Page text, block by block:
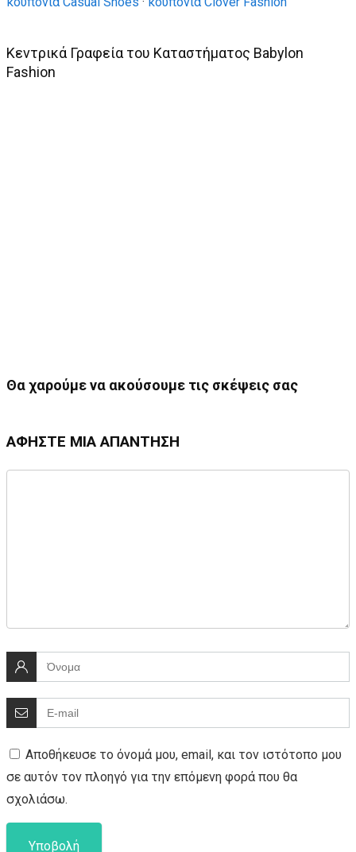
Κεντρικά Γραφεία του Καταστήματος Babylon
Fashion
Θα χαρούμε να ακούσουμε τις σκέψεις σας
ΑΦΉΣΤΕ ΜΙΑ ΑΠΆΝΤΗΣΗ
Αποθήκευσε το όνομά μου, email, και τον ιστότοπο μου
σε αυτόν τον πλοηγό για την επόμενη φορά που θα
σχολιάσω.